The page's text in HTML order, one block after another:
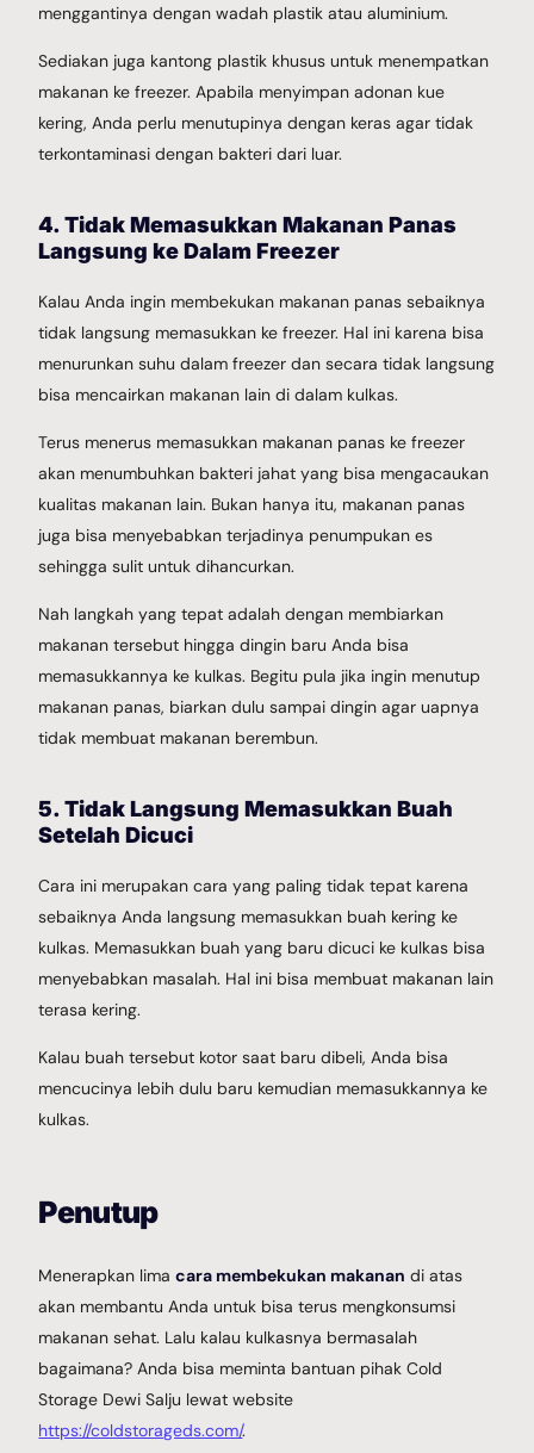
menggantinya dengan wadah plastik atau aluminium.
Sediakan juga kantong plastik khusus untuk menempatkan
makanan ke freezer. Apabila menyimpan adonan kue
kering, Anda perlu menutupinya dengan keras agar tidak
terkontaminasi dengan bakteri dari luar.
4. Tidak Memasukkan Makanan Panas
Langsung ke Dalam Freezer
Kalau Anda ingin membekukan makanan panas sebaiknya
tidak langsung memasukkan ke freezer. Hal ini karena bisa
menurunkan suhu dalam freezer dan secara tidak langsung
bisa mencairkan makanan lain di dalam kulkas.
Terus menerus memasukkan makanan panas ke freezer
akan menumbuhkan bakteri jahat yang bisa mengacaukan
kualitas makanan lain. Bukan hanya itu, makanan panas
juga bisa menyebabkan terjadinya penumpukan es
sehingga sulit untuk dihancurkan.
Nah langkah yang tepat adalah dengan membiarkan
makanan tersebut hingga dingin baru Anda bisa
memasukkannya ke kulkas. Begitu pula jika ingin menutup
makanan panas, biarkan dulu sampai dingin agar uapnya
tidak membuat makanan berembun.
5. Tidak Langsung Memasukkan Buah
Setelah Dicuci
Cara ini merupakan cara yang paling tidak tepat karena
sebaiknya Anda langsung memasukkan buah kering ke
kulkas. Memasukkan buah yang baru dicuci ke kulkas bisa
menyebabkan masalah. Hal ini bisa membuat makanan lain
terasa kering.
Kalau buah tersebut kotor saat baru dibeli, Anda bisa
mencucinya lebih dulu baru kemudian memasukkannya ke
kulkas.
Penutup
Menerapkan limacara membekukan makanan di atas
akan membantu Anda untuk bisa terus mengkonsumsi
makanan sehat. Lalu kalau kulkasnya bermasalah
bagaimana? Anda bisa meminta bantuan pihak Cold
Storage Dewi Salju lewat website
https://coldstorageds.com/.